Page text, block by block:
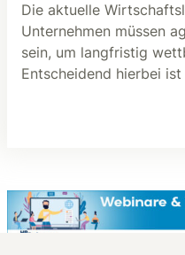
Die aktuelle
Unternehmen müssen
sein, um langfristig
Entscheidend hierbei ist